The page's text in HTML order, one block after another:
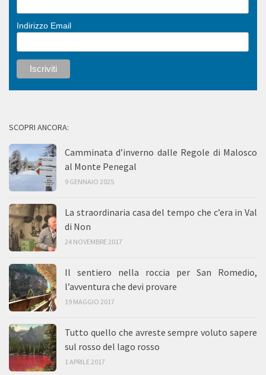
Indirizzo Email
SCOPRI ANCORA:
Camminata d’inverno dalle Regole di Malosco
al Monte Penegal
9 GENNAIO 2025
La straordinaria casa del tempo che c’era in Val
di Non
24 NOVEMBRE 2017
Il sentiero nella roccia per San Romedio,
l’avventura che devi provare
19 MAGGIO 2017
Tutto quello che avreste sempre voluto sapere
sul rosso del lago rosso
1 APRILE 2017